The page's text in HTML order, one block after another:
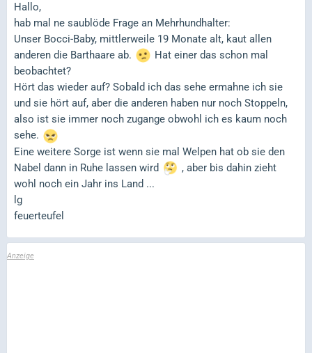
Hallo,
hab mal ne saublöde Frage an Mehrhundhalter:
Unser Bocci-Baby, mittlerweile 19 Monate alt, kaut allen
anderen die Barthaare ab.
Hat einer das schon mal
beobachtet?
Hört das wieder auf? Sobald ich das sehe ermahne ich sie
und sie hört auf, aber die anderen haben nur noch Stoppeln,
also ist sie immer noch zugange obwohl ich es kaum noch
sehe.
Eine weitere Sorge ist wenn sie mal Welpen hat ob sie den
Nabel dann in Ruhe lassen wird
, aber bis dahin zieht
wohl noch ein Jahr ins Land ...
lg
feuerteufel